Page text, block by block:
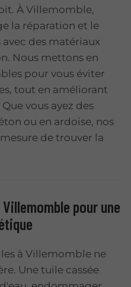
À Villemomble,
la réparation et le
des matériaux
Nous mettons en
pour vous éviter
tout en améliorant
vous ayez des
ou en ardoise, nos
de trouver la
pour une
à Villemomble ne
Une tuile cassée